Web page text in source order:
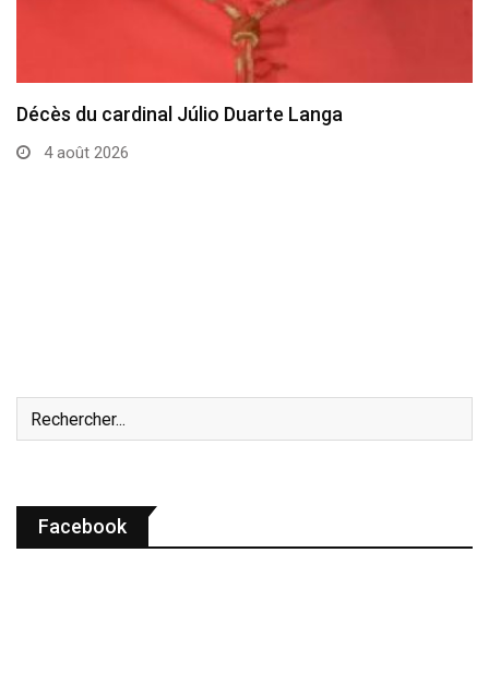
Décès du cardinal Júlio Duarte Langa
4 août 2026
Facebook